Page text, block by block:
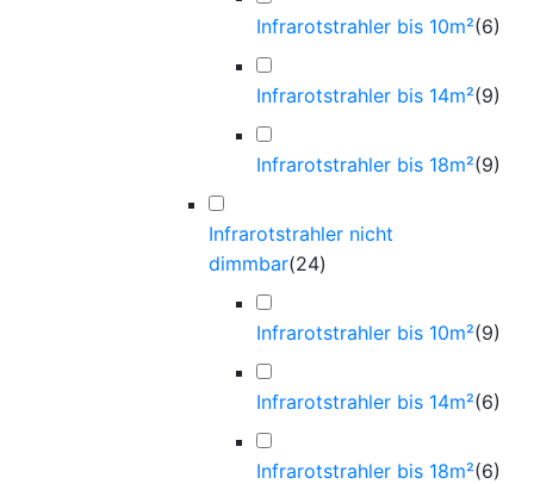
Infrarotstrahler bis 10m²(6)
Infrarotstrahler bis 14m²(9)
Infrarotstrahler bis 18m²(9)
Infrarotstrahler nicht
dimmbar(24)
Infrarotstrahler bis 10m²(9)
Infrarotstrahler bis 14m²(6)
Infrarotstrahler bis 18m²(6)